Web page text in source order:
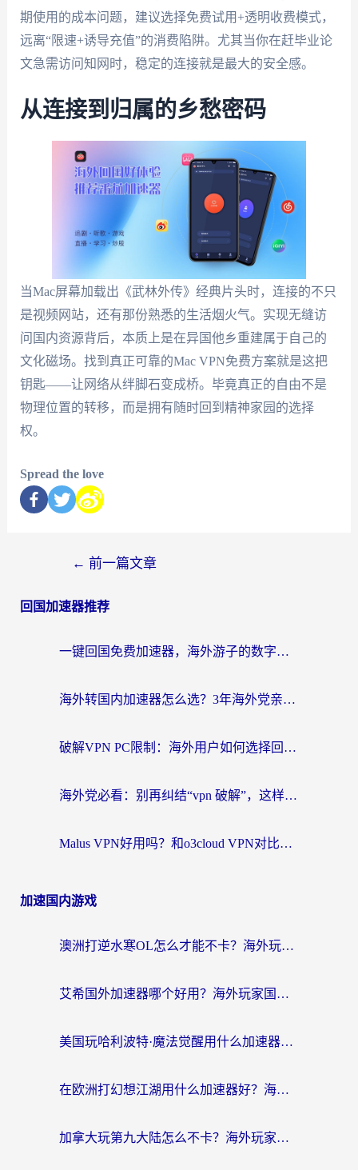
期使用的成本问题，建议选择免费试用+透明收费模式，
远离“限速+诱导充值”的消费陷阱。尤其当你在赶毕业论
文急需访问知网时，稳定的连接就是最大的安全感。
从连接到归属的乡愁密码
当Mac屏幕加载出《武林外传》经典片头时，连接的不只
是视频网站，还有那份熟悉的生活烟火气。实现无缝访
问国内资源背后，本质上是在异国他乡重建属于自己的
文化磁场。找到真正可靠的Mac VPN免费方案就是这把
钥匙——让网络从绊脚石变成桥。毕竟真正的自由不是
物理位置的转移，而是拥有随时回到精神家园的选择
权。
Spread the love
← 前一篇文章
回国加速器推荐
一键回国免费加速器，海外游子的数字归乡路
海外转国内加速器怎么选？3年海外党亲测指南，无缝刷剧玩游戏不再难
破解VPN PC限制：海外用户如何选择回国加速器实现无缝访问国内资源
海外党必看：别再纠结“vpn 破解”，这样选回国加速器才能真正无缝访问国内资源
Malus VPN好用吗？和o3cloud VPN对比哪个回国效果更好？
加速国内游戏
澳洲打逆水寒OL怎么才能不卡？海外玩家国服游戏加速终极指南（附梦幻模拟战地铁跑酷解决办法）
艾希国外加速器哪个好用？海外玩家国服游戏畅玩终极指南（附欧洲玩鸣潮街头篮球实测）
美国玩哈利波特·魔法觉醒用什么加速器？告别延迟的终极指南（含免费QQ炫舞方案+印尼妄想山海秘籍）
在欧洲打幻想江湖用什么加速器好？海外玩家国服游戏畅玩指南
加拿大玩第九大陆怎么不卡？海外玩家国服游戏加速全攻略（附足球世界萤火突击实测）